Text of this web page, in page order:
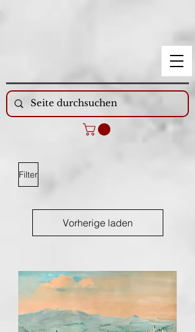
Filter
Vorherige laden